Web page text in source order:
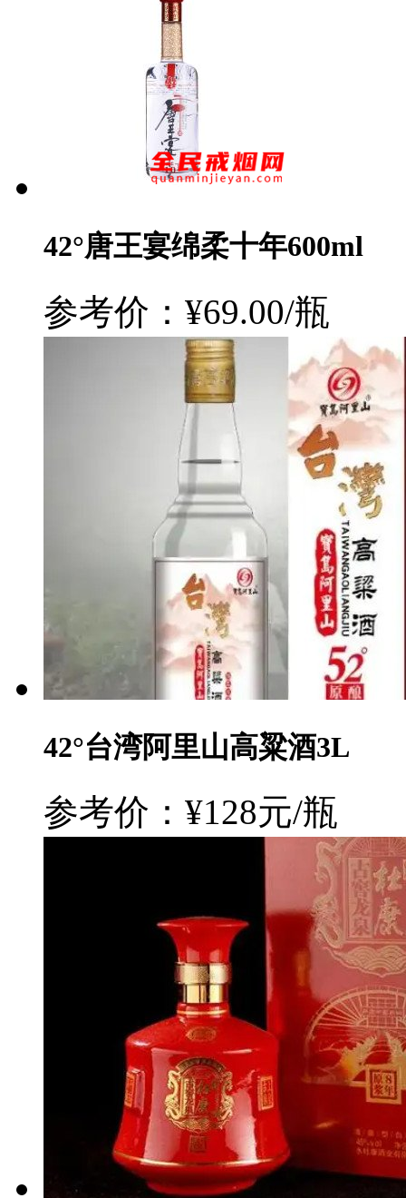
42°唐王宴绵柔十年600ml
参考价：¥69.00/瓶
42°台湾阿里山高粱酒3L
参考价：¥128元/瓶